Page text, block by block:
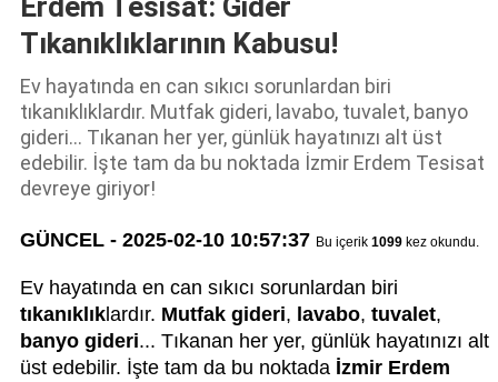
Erdem Tesisat: Gider
Tıkanıklıklarının Kabusu!
Ev hayatında en can sıkıcı sorunlardan biri
tıkanıklıklardır. Mutfak gideri, lavabo, tuvalet, banyo
gideri... Tıkanan her yer, günlük hayatınızı alt üst
edebilir. İşte tam da bu noktada İzmir Erdem Tesisat
devreye giriyor!
GÜNCEL - 2025-02-10 10:57:37 Bu içerik 1099 kez okundu.
Ev hayatında en can sıkıcı sorunlardan biri
tıkanıklık lardır. Mutfak gideri, lavabo, tuvalet,
banyo gideri... Tıkanan her yer, günlük hayatınızı alt
üst edebilir. İşte tam da bu noktada İzmir Erdem